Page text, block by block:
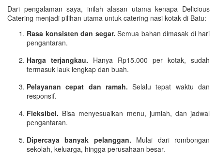
Dari pengalaman saya, inilah alasan utama kenapa Delicious
Catering menjadi pilihan utama untuk catering nasi kotak di Batu:
Rasa konsisten dan segar. Semua bahan dimasak di hari
pengantaran.
Harga terjangkau. Hanya Rp15.000 per kotak, sudah
termasuk lauk lengkap dan buah.
Pelayanan cepat dan ramah. Selalu tepat waktu dan
responsif.
Fleksibel. Bisa menyesuaikan menu, jumlah, dan jadwal
pengantaran.
Dipercaya banyak pelanggan. Mulai dari rombongan
sekolah, keluarga, hingga perusahaan besar.